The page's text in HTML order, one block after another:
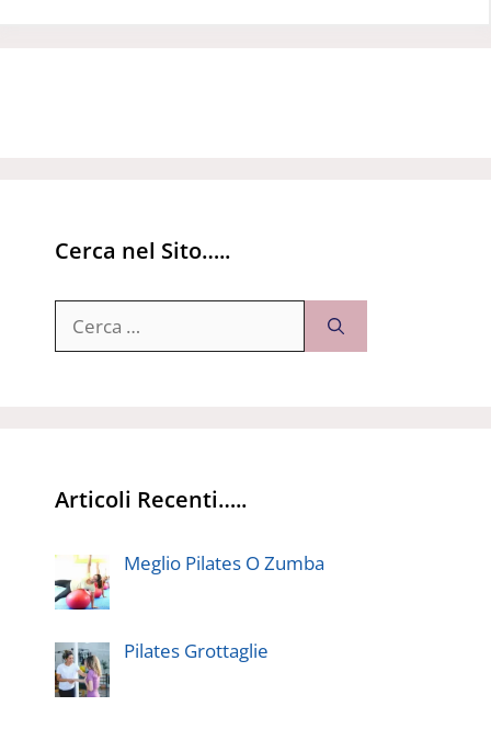
Cerca nel Sito…..
per:
Articoli Recenti…..
Meglio Pilates O Zumba
Pilates Grottaglie